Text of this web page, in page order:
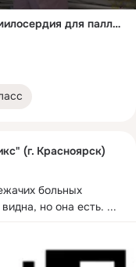
Под Сосновоборском открылся дом милосердия для паллиативных больных
(г. Красноярск)
больных
но она есть. ...